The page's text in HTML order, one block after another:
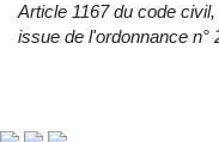
Article 1167 du code
issue de l'ordonnance n°